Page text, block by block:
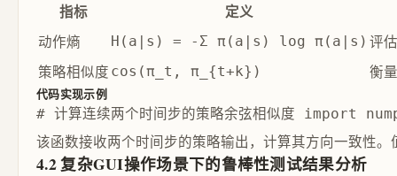
指标
定义
动作熵
H(a|s) = -Σ π(a|s) log π(a|s) 评
策略相似度 cos(π_t, π_{t+k}) 衡
代码实现示例
# 计算连续两个时间步的策略余弦相似度
该函数接收两个时间步的策略输出，计算其方向一致性
4.2 复杂GUI操作场景下的鲁棒性测试结果分析